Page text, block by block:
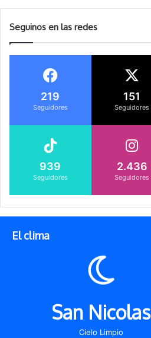
Seguinos en las redes
219
Seguidores
151
Seguidores
939
Seguidores
2.436
Seguidores
El clima
San Nicolas
Cielo Limpio